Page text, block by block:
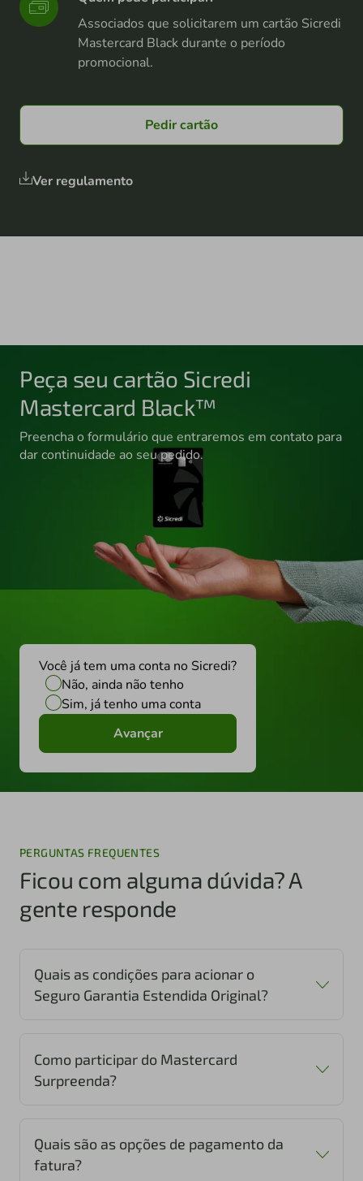
Associados que solicitarem um cartão Sicredi
Mastercard Black durante o período
promocional.
Pedir cartão
Ver regulamento
Peça seu cartão Sicredi
Mastercard Black™
Preencha o formulário que entraremos em contato para
dar continuidade ao seu pedido.
Você já tem uma conta no Sicredi?
Não, ainda não tenho
Sim, já tenho uma conta
Avançar
PERGUNTAS FREQUENTES
Ficou com alguma dúvida? A
gente responde
Quais as condições para acionar o
Seguro Garantia Estendida Original?
Como participar do Mastercard
Surpreenda?
Quais são as opções de pagamento da
fatura?